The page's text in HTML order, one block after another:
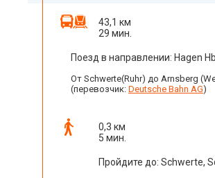
43,1 км
29 мин.
Поезд в направлении: Hagen
От Schwerte(Ruhr) до Arnsberg
(перевозчик: Deutsche Bahn AG)
0,3 км
5 мин.
Пройдите до: Schwerte,